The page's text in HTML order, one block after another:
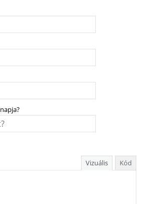
Vizuális Kód